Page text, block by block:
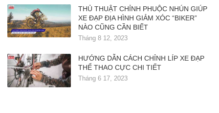
THỦ THUẬT CHỈNH PHUỘC NHÚN GIÚP
XE ĐẠP ĐỊA HÌNH GIẢM XÓC “BIKER”
NÀO CŨNG CẦN BIẾT
Tháng 8 12, 2023
HƯỚNG DẪN CÁCH CHỈNH LÍP XE ĐẠP
THỂ THAO CỰC CHI TIẾT
Tháng 6 17, 2023